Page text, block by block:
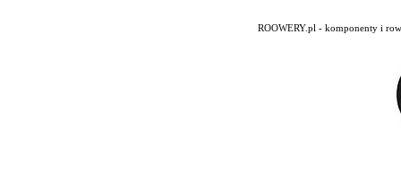
ROOWERY.pl - komponenty i